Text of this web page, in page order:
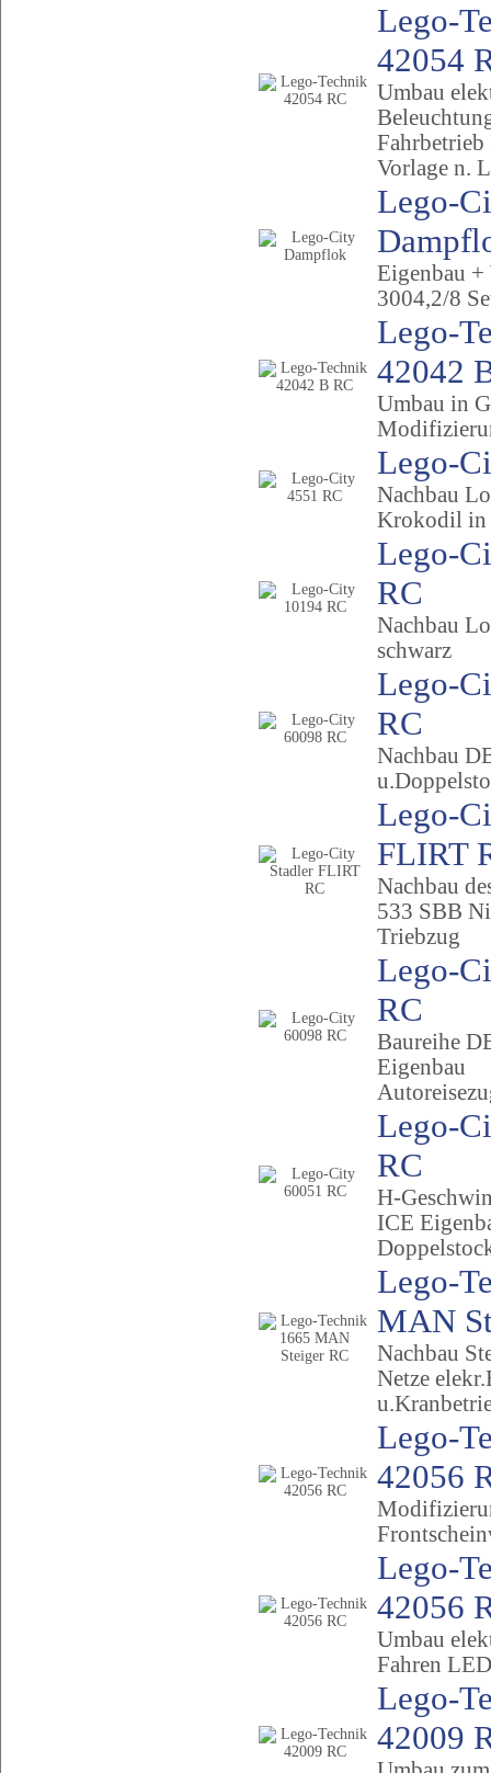
Lego-
42054
Umbau
Fahrbetrieb
Vorlage n.
Lego-
Eigenbau
3004,2/8
Lego-
42042
Umbau in
Lego-
Nachbau
Krokodil in
Lego-
RC
Nachbau
schwarz
Lego-
RC
Nachbau
Lego-
FLIRT
Nachbau
533 SBB
Triebzug
Lego-
RC
Baureihe
Eigenbau
Lego-
RC
H-
ICE
Lego-
MAN
Nachbau
Netze
Lego-
42056
Lego-
42056
Umbau
Fahren
Lego-
42009